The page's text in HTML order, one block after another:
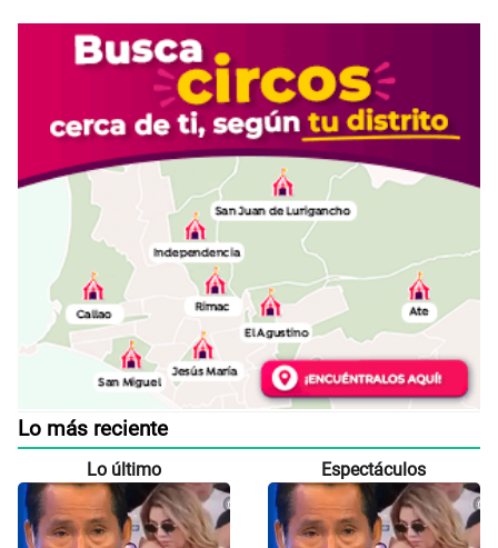
Lo más reciente
Lo último Espectáculos